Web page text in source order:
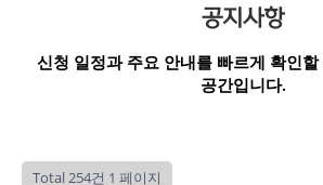
공지사항
신청 일정과 주요 안내를 빠르게 확인
공간입니다.
Total 254건 1 페이지